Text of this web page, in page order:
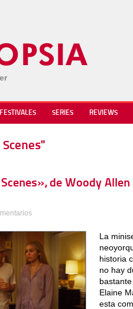
FESTIVALES SERIES REVIEWS
Scenes"
de Woody Allen
La
historia
no hay
Elaine
esta